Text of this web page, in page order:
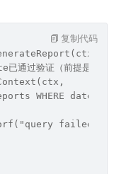
通过验证（前提是文档明
WHERE date =
failed:
复制代码